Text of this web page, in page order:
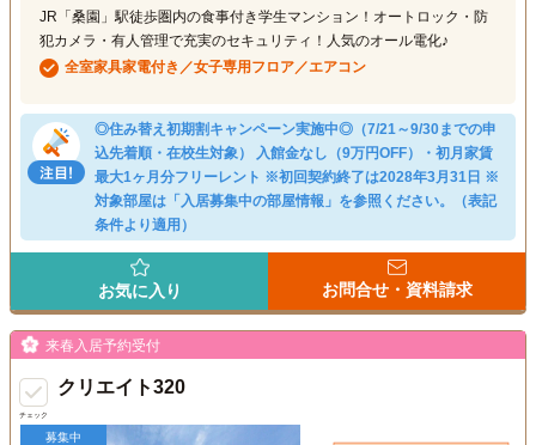
JR「桑園」駅徒歩圏内の食事付き学生マンション！オートロック・防
犯カメラ・有人管理で充実のセキュリティ！人気のオール電化♪
全室家具家電付き／女子専用フロア／エアコン
◎住み替え初期割キャンペーン実施中◎（7/21～9/30までの申
込先着順・在校生対象） 入館金なし（9万円OFF）・初月家賃
最大1ヶ月分フリーレント ※初回契約終了は2028年3月31日 ※
対象部屋は「入居募集中の部屋情報」を参照ください。（表記
条件より適用）
お気に入り お問合せ・資料請求
チェック
来春入居予約受付
クリエイト320
募集中